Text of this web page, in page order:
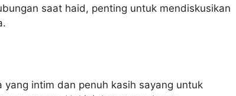
saat haid, penting untuk mendiskusikan
intim dan penuh kasih sayang untuk